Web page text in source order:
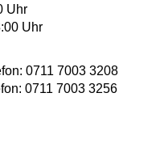
Uhr
Uhr
0711 7003 3208
0711 7003 3256